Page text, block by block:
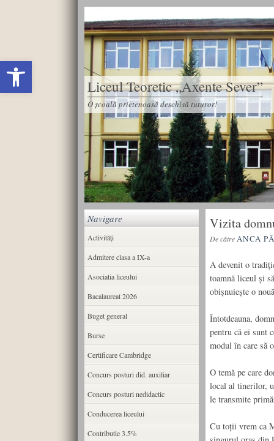
Deschide bara de unelte
Liceul Teoretic „Axente Sever”
O școală prietenoasă deschisă tuturor!
Vizita
De cătreANCA
A devenit o
toamnă liceul şi
obişnuieşte o
Întotdeauna,
pentru că ei sunt
modul în care să
O temă pe care
local al tinerilor,
le transmite
Cu toţii vrem ca
Navigare
Activități
Admitere clasa a IX-a
Asociatia liceului
Bacalaureat 2026
Buget general
Burse
Certificare Cambridge
Concurs posturi did. auxiliar
Concurs posturi nedidactic
Conducerea liceului
Contributie 3.5%